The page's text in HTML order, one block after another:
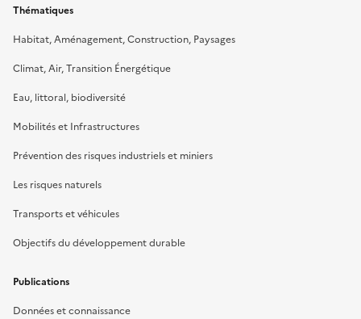
Thématiques
Habitat, Aménagement, Construction, Paysages
Climat, Air, Transition Énergétique
Eau, littoral, biodiversité
Mobilités et Infrastructures
Prévention des risques industriels et miniers
Les risques naturels
Transports et véhicules
Objectifs du développement durable
Publications
Données et connaissance